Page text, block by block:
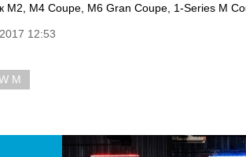
M2, M4 Coupe, M6 Gran Coupe, 1-Series M
12:53
M